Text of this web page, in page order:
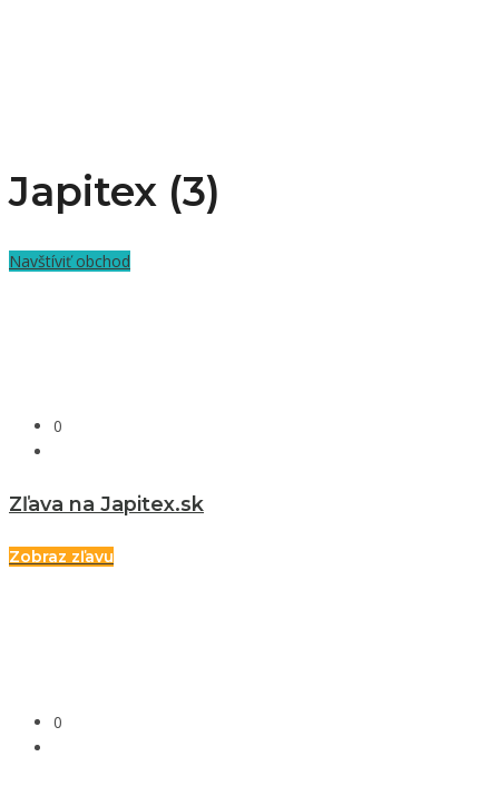
Japitex (3)
Navštíviť obchod
0
Zľava na Japitex.sk
Zobraz zľavu
0